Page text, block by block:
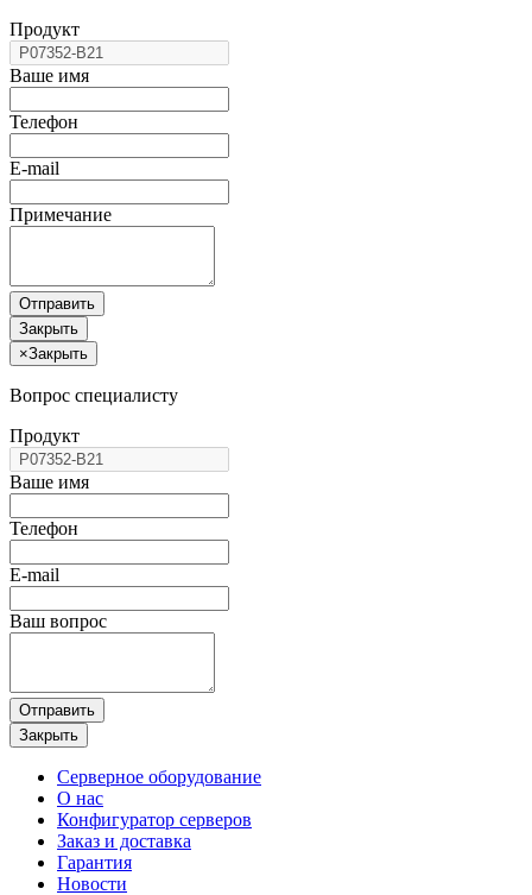
Продукт
Ваше имя
Телефон
E-mail
Примечание
Отправить
Закрыть
×Закрыть
Вопрос специалисту
Продукт
Ваше имя
Телефон
E-mail
Ваш вопрос
Отправить
Закрыть
Серверное оборудование
О нас
Конфигуратор серверов
Заказ и доставка
Гарантия
Новости